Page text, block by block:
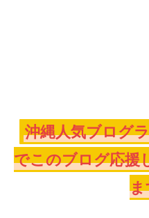
沖縄人気ブログ
でこのブログ応援